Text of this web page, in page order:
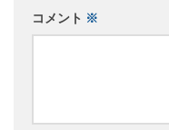
コメント ※